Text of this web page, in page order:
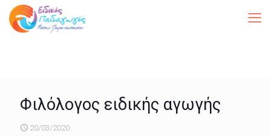
Φιλόλογος ειδικής αγωγής
20/03/2020